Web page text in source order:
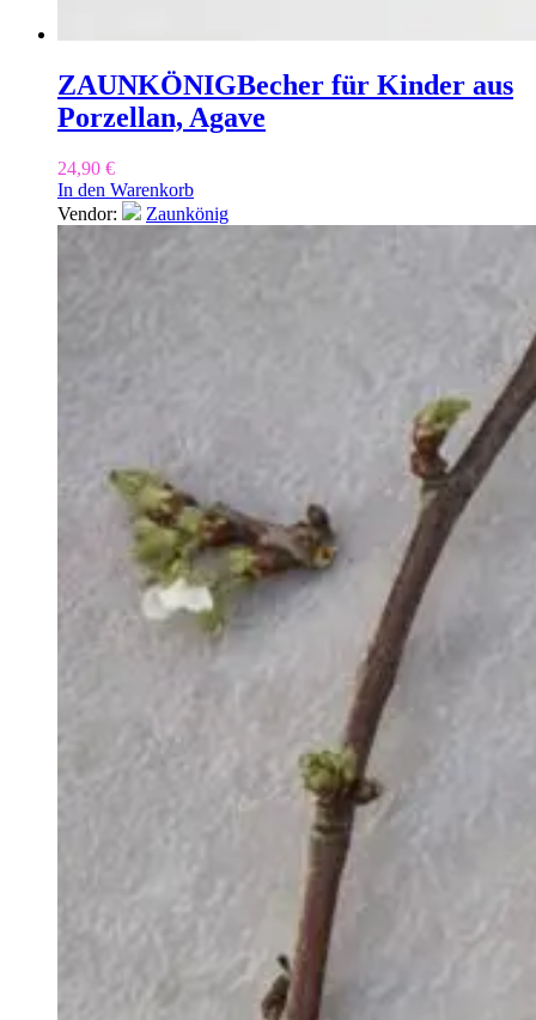
ZAUNKÖNIGBecher für Kinder aus
Porzellan, Agave
24,90 €
In den Warenkorb
Vendor:
Zaunkönig